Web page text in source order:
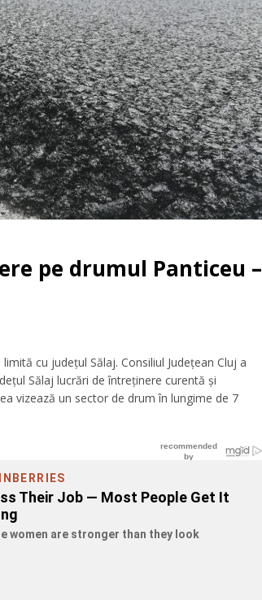
pe drumul Panticeu –
cu județul Sălaj. Consiliul Județean Cluj a
Sălaj lucrări de întreținere curentă și
vizează un sector de drum în lungime de 7